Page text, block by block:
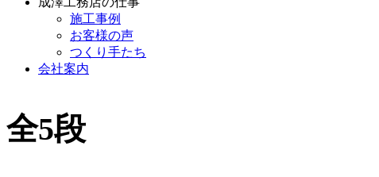
施工事例
お客様の声
つくり手たち
会社案内
全5段